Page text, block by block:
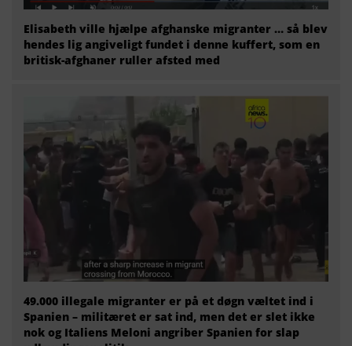
Elisabeth ville hjælpe afghanske migranter … så blev
hendes lig angiveligt fundet i denne kuffert, som en
britisk-afghaner ruller afsted med
49.000 illegale migranter er på et døgn væltet ind i
Spanien – militæret er sat ind, men det er slet ikke
nok og Italiens Meloni angriber Spanien for slap